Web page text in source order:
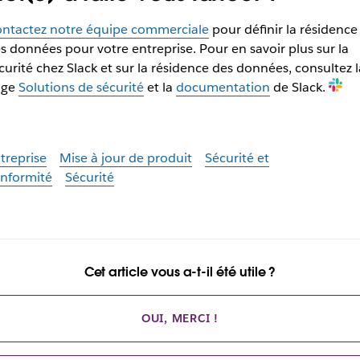
notre équipe commercialepour définir la résidence
données pour votre entreprise. Pour en savoir plus sur la
chez Slack et sur la résidence des données, consultez
Solutions de sécuritéet la documentation de Slack.
Mise à jour de produit
Sécurité et
Sécurité
Cet article vous a-t-il été utile ?
OUI, MERCI !